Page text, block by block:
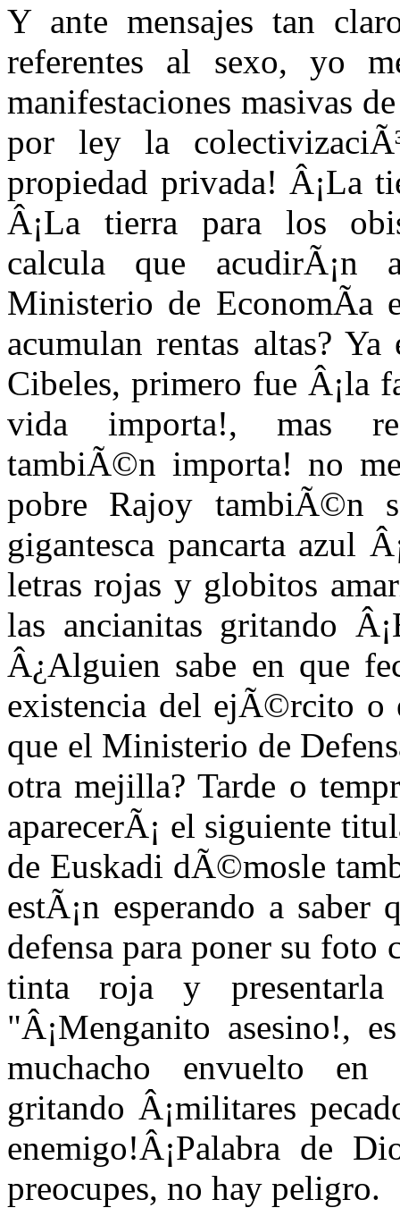
Y ante mensajes tan
referentes al sexo, yo
manifestaciones masivas
por ley la
propiedad privada! Â¡La
Â¡La tierra para los
calcula que acudirÃ¡n
Ministerio de EconomÃ­a
acumulan rentas altas?
Cibeles, primero fue Â¡la
vida importa!, mas
tambiÃ©n importa! no
pobre Rajoy tambiÃ©n
gigantesca pancarta azul
letras rojas y globitos
las ancianitas gritando
Â¿Alguien sabe en que
existencia del ejÃ©rcito o
que el Ministerio de
otra mejilla? Tarde o
aparecerÃ¡ el siguiente
de Euskadi dÃ©mosle
estÃ¡n esperando a
defensa para poner su
tinta roja y
"Â¡Menganito asesino!,
muchacho envuelto en
gritando Â¡militares
enemigo!Â¡Palabra de
preocupes, no hay peligro.